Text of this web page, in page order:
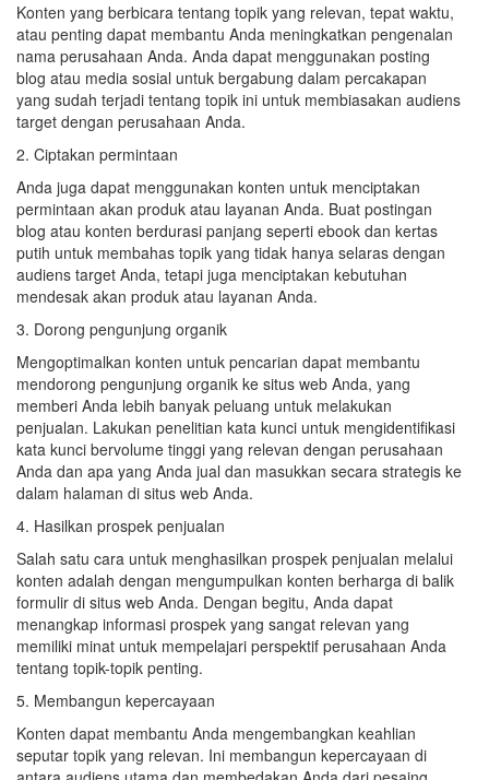
Konten yang berbicara tentang topik yang relevan, tepat waktu,
atau penting dapat membantu Anda meningkatkan pengenalan
nama perusahaan Anda. Anda dapat menggunakan posting
blog atau media sosial untuk bergabung dalam percakapan
yang sudah terjadi tentang topik ini untuk membiasakan audiens
target dengan perusahaan Anda.
2. Ciptakan permintaan
Anda juga dapat menggunakan konten untuk menciptakan
permintaan akan produk atau layanan Anda. Buat postingan
blog atau konten berdurasi panjang seperti ebook dan kertas
putih untuk membahas topik yang tidak hanya selaras dengan
audiens target Anda, tetapi juga menciptakan kebutuhan
mendesak akan produk atau layanan Anda.
3. Dorong pengunjung organik
Mengoptimalkan konten untuk pencarian dapat membantu
mendorong pengunjung organik ke situs web Anda, yang
memberi Anda lebih banyak peluang untuk melakukan
penjualan. Lakukan penelitian kata kunci untuk mengidentifikasi
kata kunci bervolume tinggi yang relevan dengan perusahaan
Anda dan apa yang Anda jual dan masukkan secara strategis ke
dalam halaman di situs web Anda.
4. Hasilkan prospek penjualan
Salah satu cara untuk menghasilkan prospek penjualan melalui
konten adalah dengan mengumpulkan konten berharga di balik
formulir di situs web Anda. Dengan begitu, Anda dapat
menangkap informasi prospek yang sangat relevan yang
memiliki minat untuk mempelajari perspektif perusahaan Anda
tentang topik-topik penting.
5. Membangun kepercayaan
Konten dapat membantu Anda mengembangkan keahlian
seputar topik yang relevan. Ini membangun kepercayaan di